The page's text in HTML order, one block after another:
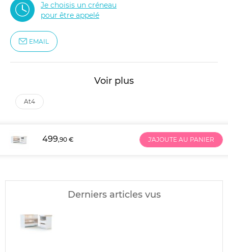
Je choisis un créneau
pour être appelé
EMAIL
Voir plus
at4
499,90 € J'AJOUTE AU PANIER
Derniers articles vus